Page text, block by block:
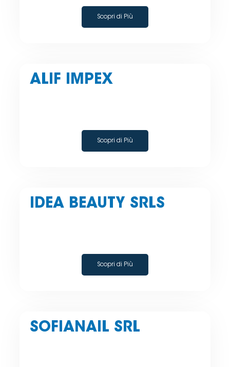
Scopri di Più
ALIF IMPEX
Scopri di Più
IDEA BEAUTY SRLS
Scopri di Più
SOFIANAIL SRL